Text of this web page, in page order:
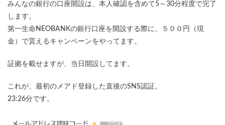
みんなの銀行の口座開設は、本人確認を含めて5～30分程度で完了
します。
第一生命NEOBANKの銀行口座を開設する際に、５００円（現
金）で貰えるキャンペーンをやってます。
証拠を載せますが、当日開設してます。
これが、最初のメアド登録した直後のSNS認証。
23:26分です。